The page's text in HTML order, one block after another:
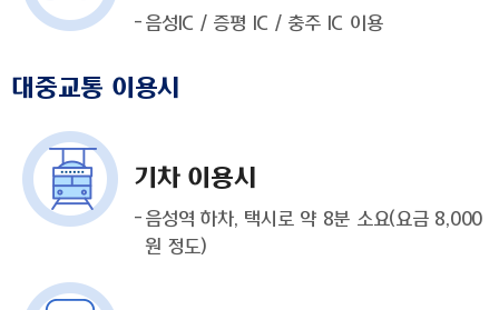
음성IC / 증평 IC / 충주 IC 이용
대중교통 이용시
기차 이용시
음성역 하차, 택시로 약 8분 소요(요금 8,000
원 정도)